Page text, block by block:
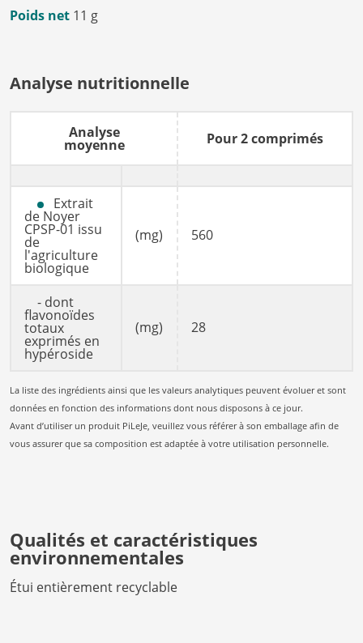
Poids net 11 g
Analyse nutritionnelle
Analyse
moyenne Pour 2 comprimés
Extrait
de Noyer
CPSP-01 issu
de
l'agriculture
biologique
(mg) 560
- dont
flavonoïdes
totaux
exprimés en
hypéroside
(mg) 28
La liste des ingrédients ainsi que les valeurs analytiques peuvent évoluer et sont
données en fonction des informations dont nous disposons à ce jour.
Avant d’utiliser un produit PiLeJe, veuillez vous référer à son emballage afin de
vous assurer que sa composition est adaptée à votre utilisation personnelle.
Qualités et caractéristiques
environnementales
Étui entièrement recyclable